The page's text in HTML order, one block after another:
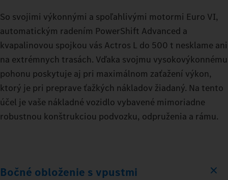
So svojimi výkonnými a spoľahlivými motormi Euro VI,
automatickým radením PowerShift Advanced a
kvapalinovou spojkou vás Actros L do 500 t nesklame ani
na extrémnych trasách. Vďaka svojmu vysokovýkonnému
pohonu poskytuje aj pri maximálnom zaťažení výkon,
ktorý je pri preprave ťažkých nákladov žiadaný. Na tento
účel je vaše nákladné vozidlo vybavené mimoriadne
robustnou konštrukciou podvozku, odpruženia a rámu.
Bočné obloženie s vpustmi